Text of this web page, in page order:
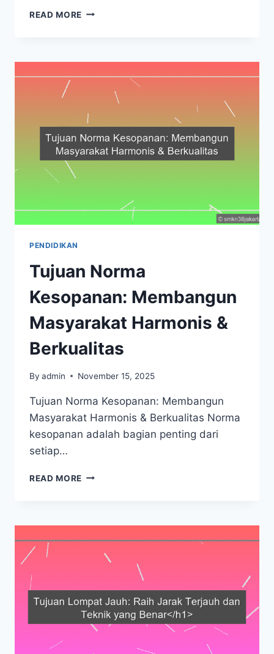
READ MORE TUJUAN
YANG
MENGANDUNG
PENDIDIKAN
Tujuan Norma
Kesopanan: Membangun
Masyarakat Harmonis &
Berkualitas
By admin November 15, 2025
Tujuan Norma Kesopanan: Membangun
Masyarakat Harmonis & Berkualitas Norma
kesopanan adalah bagian penting dari
setiap…
READ MORE TUJUAN
MASYARAKAT
HARMONIS
BERKUALITAS